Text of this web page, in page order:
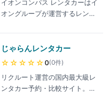
タカー業者も検索対象に含まれ
るため、大手チェーンが無い地
す。検索結果に表示される最低
料金は免責補償別の場合がある
り扱い業者・料金は公式サイト
でご確認ください。対応エリア
は全国47都道府県の主要空港・
駅周辺をカバーし、空港送迎付
きプランも検索できます。
イオンコンパス レンタカーはイ
オングループが運営するレンタ
WAON POINT還元や、イオン
カード決済時の特典など、イオ
ン経済圏ユーザーに便利な料金
宿・交通・レンタカーをまとめ
て予約できる導線も整備されて
じゃらんレンタカー
☆☆☆☆☆0(0件)
リクルート運営の国内最大級レ
ンタカー予約・比較サイト。全